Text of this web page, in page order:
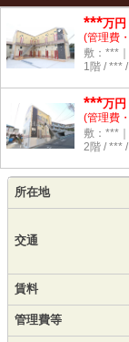
***万円
(管理費
敷：***
1階 / ***
***万円
(管理費
敷：***
2階 / ***
所在地
交通
賃料
管理費等